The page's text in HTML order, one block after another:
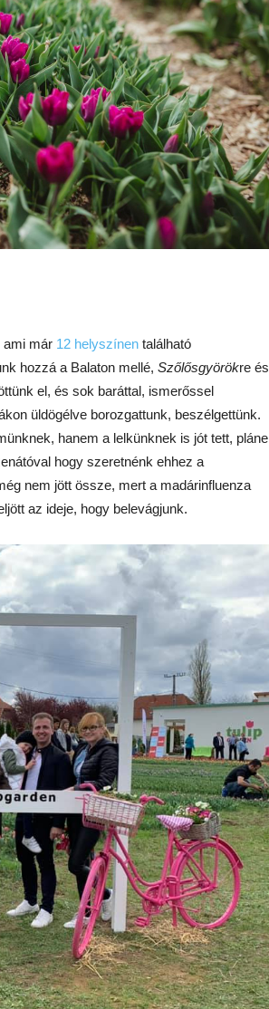
ami már 12 helyszínen található
hozzá a Balaton mellé, Szőlősgyörökre és
el, és sok baráttal, ismerőssel
üldögélve borozgattunk, beszélgettünk.
hanem a lelkünknek is jót tett, pláne
hogy szeretnénk ehhez a
nem jött össze, mert a madárinfluenza
az ideje, hogy belevágjunk.